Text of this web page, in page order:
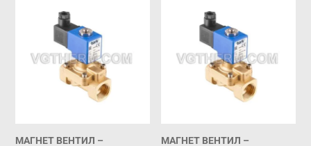
МАГНЕТ ВЕНТИЛ –
МАГНЕТ ВЕНТИЛ –